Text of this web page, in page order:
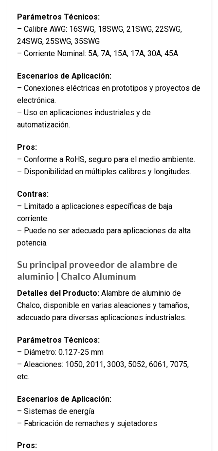
Parámetros Técnicos:
– Calibre AWG: 16SWG, 18SWG, 21SWG, 22SWG,
24SWG, 25SWG, 35SWG
– Corriente Nominal: 5A, 7A, 15A, 17A, 30A, 45A
Escenarios de Aplicación:
– Conexiones eléctricas en prototipos y proyectos de
electrónica.
– Uso en aplicaciones industriales y de
automatización.
Pros:
– Conforme a RoHS, seguro para el medio ambiente.
– Disponibilidad en múltiples calibres y longitudes.
Contras:
– Limitado a aplicaciones específicas de baja
corriente.
– Puede no ser adecuado para aplicaciones de alta
potencia.
Su principal proveedor de alambre de
aluminio | Chalco Aluminum
Detalles del Producto: Alambre de aluminio de
Chalco, disponible en varias aleaciones y tamaños,
adecuado para diversas aplicaciones industriales.
Parámetros Técnicos:
– Diámetro: 0.127-25 mm
– Aleaciones: 1050, 2011, 3003, 5052, 6061, 7075,
etc.
Escenarios de Aplicación:
– Sistemas de energía
– Fabricación de remaches y sujetadores
Pros: